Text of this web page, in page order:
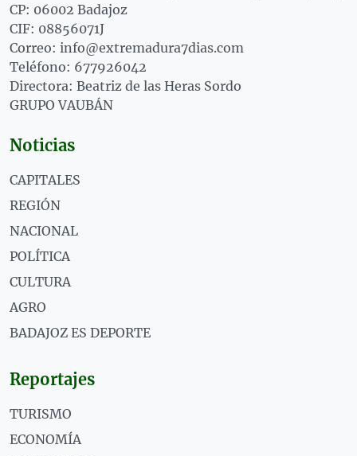
CP: 06002 Badajoz
CIF: 08856071J
Correo: info@extremadura7dias.com
Teléfono: 677926042
Directora: Beatriz de las Heras Sordo
GRUPO VAUBÁN
Noticias
CAPITALES
REGIÓN
NACIONAL
POLÍTICA
CULTURA
AGRO
BADAJOZ ES DEPORTE
Reportajes
TURISMO
ECONOMÍA